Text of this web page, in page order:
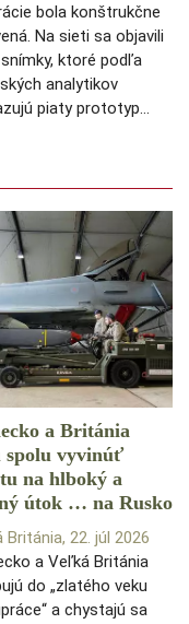
bola konštrukčne
Na sieti sa objavili
ktoré podľa
analytikov
piaty prototyp…
a Británia
spolu vyvinúť
na hlboký a
útok … na Rusko
Británia, 22. júl 2026
a Veľká Británia
do „zlatého veku
a chystajú sa